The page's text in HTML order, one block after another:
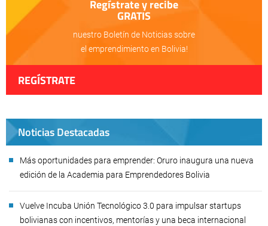
Regístrate y recibe
GRATIS
nuestro Boletín de Noticias sobre
el emprendimiento en Bolivia!
REGÍSTRATE
Noticias Destacadas
Más oportunidades para emprender: Oruro inaugura una nueva
edición de la Academia para Emprendedores Bolivia
Vuelve Incuba Unión Tecnológico 3.0 para impulsar startups
bolivianas con incentivos, mentorías y una beca internacional